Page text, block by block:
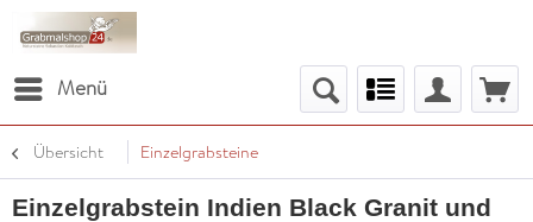
Menü
Übersicht Einzelgrabsteine
Einzelgrabstein Indien Black Granit und